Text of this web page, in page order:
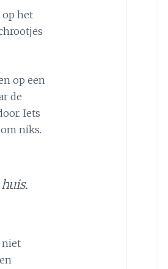
op het
op een
de
Iets
niks.
niet